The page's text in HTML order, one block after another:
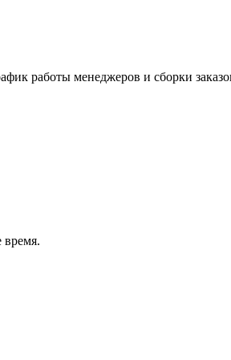
работы менеджеров и сборки
время.